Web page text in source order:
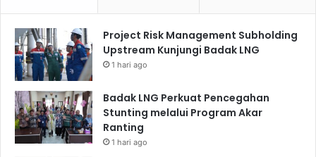
Project Risk Management Subholding
Upstream Kunjungi Badak LNG
1 hari ago
Badak LNG Perkuat Pencegahan
Stunting melalui Program Akar
Ranting
1 hari ago